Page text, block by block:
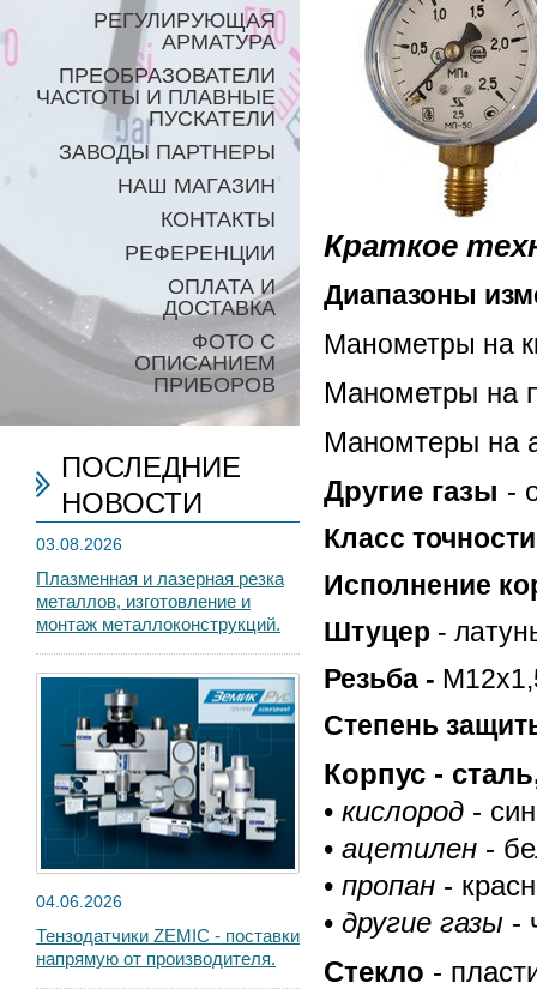
РЕГУЛИРУЮЩАЯ
АРМАТУРА
ПРЕОБРАЗОВАТЕЛИ
ЧАСТОТЫ И ПЛАВНЫЕ
ПУСКАТЕЛИ
ЗАВОДЫ ПАРТНЕРЫ
НАШ МАГАЗИН
КОНТАКТЫ
РЕФЕРЕНЦИИ
ОПЛАТА И
ДОСТАВКА
ФОТО С
ОПИСАНИЕМ
ПРИБОРОВ
ПОСЛЕДНИЕ
НОВОСТИ
03.08.2026
Плазменная и лазерная резка
металлов, изготовление и
монтаж металлоконструкций.
04.06.2026
Тензодатчики ZEMIC - поставки
напрямую от производителя.
Краткое
Диапазоны
Манометры на
Манометры на
Маномтеры на
Другие газы -
Класс
Исполнение
Штуцер -
Резьба -
Степень
Корпус -
• кислород -
• ацетилен -
• пропан -
• другие газы -
Стекло -